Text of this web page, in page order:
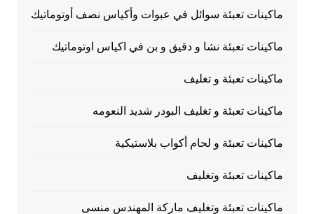
ماكينات تعبئة سوائل في عبوات وأكياس نصف أوتوماتيك
ماكينات تعبئة نشا و دقيق و بن في اكياس اوتوماتيك
ماكينات تعبئة و تغليف
ماكينات تعبئة و تغليف البودر شديد النعومه
ماكينات تعبئة و لحام أكواب بلاستيكية
ماكينات تعبئة وتغليف
ماكينات تعبئة وتغليف ماركة المهندس منسى